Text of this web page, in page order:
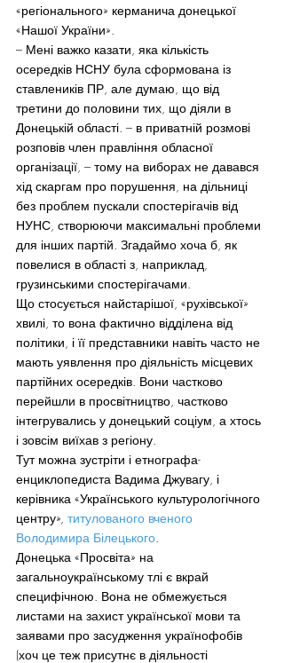
«регіонального» керманича донецької
«Нашої України».
– Мені важко казати, яка кількість
осередків НСНУ була сформована із
ставлеників ПР, але думаю, що від
третини до половини тих, що діяли в
Донецькій області. – в приватній розмові
розповів член правління обласної
організації, – тому на виборах не давався
хід скаргам про порушення, на дільниці
без проблем пускали спостерігачів від
НУНС, створюючи максимальні проблеми
для інших партій. Згадаймо хоча б, як
повелися в області з, наприклад,
грузинськими спостерігачами.
Що стосується найстарішої, «рухівської»
хвилі, то вона фактично відділена від
політики, і її представники навіть часто не
мають уявлення про діяльність місцевих
партійних осередків. Вони частково
перейшли в просвітництво, частково
інтегрувались у донецький соціум, а хтось
і зовсім виїхав з регіону.
Тут можна зустріти і етнографа-
енциклопедиста Вадима Джувагу, і
керівника «Українського культурологічного
центру», титулованого вченого
Володимира Білецького.
Донецька «Просвіта» на
загальноукраїнському тлі є вкрай
специфічною. Вона не обмежується
листами на захист української мови та
заявами про засудження українофобів
(хоч це теж присутнє в діяльності